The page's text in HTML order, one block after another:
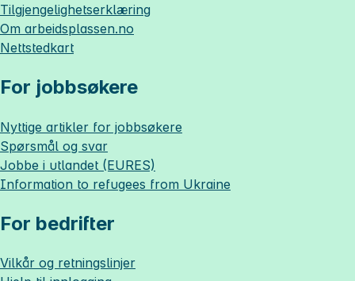
Tilgjengelighetserklæring
Om arbeidsplassen.no
Nettstedkart
For jobbsøkere
Nyttige artikler for jobbsøkere
Spørsmål og svar
Jobbe i utlandet (EURES)
Information to refugees from Ukraine
For bedrifter
Vilkår og retningslinjer